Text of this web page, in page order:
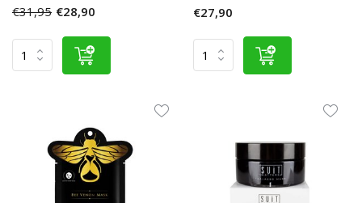
€31,95 €28,90 €27,90